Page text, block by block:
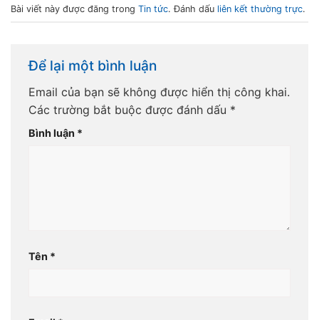
Bài viết này được đăng trong Tin tức. Đánh dấu liên kết thường trực.
Để lại một bình luận
Email của bạn sẽ không được hiển thị công khai.
Các trường bắt buộc được đánh dấu *
Bình luận *
Tên *